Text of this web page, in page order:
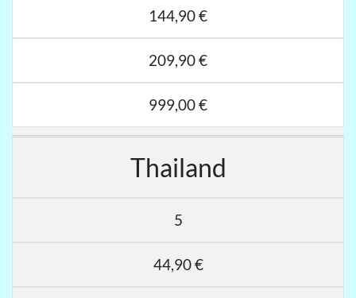
144,90 €
209,90 €
999,00 €
Thailand
5
44,90 €